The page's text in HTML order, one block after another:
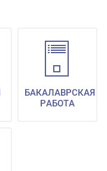
БАКАЛАВРСКАЯ
РАБОТА